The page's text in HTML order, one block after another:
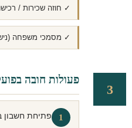
✓ חוזה שכירות /
✓ מסמכי משפחה
3
פעולות חובה
1 פתיחת חשבון